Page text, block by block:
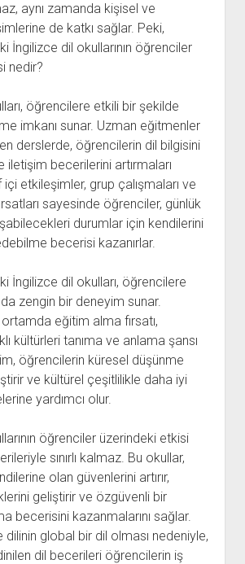
aynı zamanda kişisel ve
de katkı sağlar. Peki,
İngilizce dil okullarının öğrenciler
nedir?
öğrencilere etkili bir şekilde
imkanı sunar. Uzman eğitmenler
derslerde, öğrencilerin dil bilgisini
iletişim becerilerini artırmaları
içi etkileşimler, grup çalışmaları ve
sayesinde öğrenciler, günlük
durumlar için kendilerini
becerisi kazanırlar.
İngilizce dil okulları, öğrencilere
zengin bir deneyim sunar.
ortamda eğitim alma fırsatı,
kültürleri tanıma ve anlama şansı
öğrencilerin küresel düşünme
ve kültürel çeşitlilikle daha iyi
yardımcı olur.
öğrenciler üzerindeki etkisi
sınırlı kalmaz. Bu okullar,
olan güvenlerini artırır,
geliştirir ve özgüvenli bir
becerisini kazanmalarını sağlar.
dilinin global bir dil olması nedeniyle,
dil becerileri öğrencilerin iş